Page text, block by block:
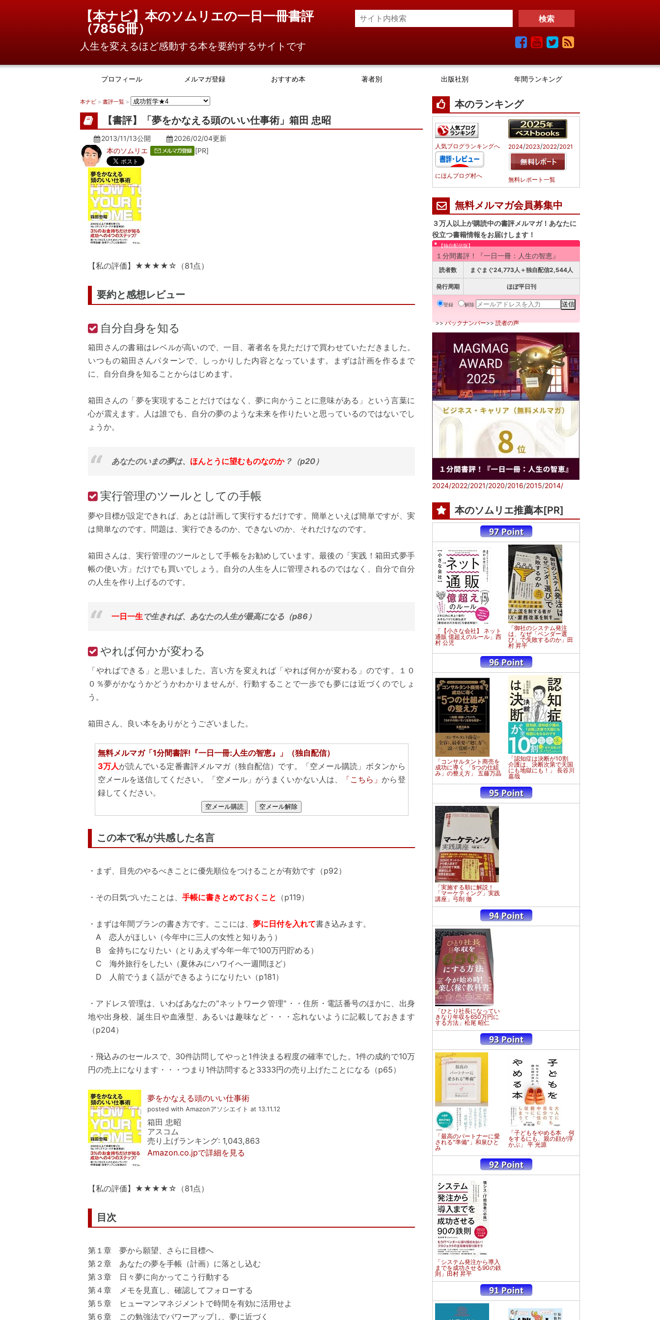
【本ナビ】本のソムリエの一日一冊書評
（7856冊）
人生を変えるほど感動する本を要約するサイトです
プロフィール メルマガ登録 おすすめ本 著者別 出版社別 年間ランキング
本ナビ > 書評一覧 >
【書評】「夢をかなえる頭のいい仕事術」箱田 忠昭
2013/11/13公開 2026/02/04更新
本のソムリエ
[PR]
【私の評価】★★★★☆（81点）
要約と感想レビュー
自分自身を知る
箱田さんの書籍はレベルが高いので、一目、著者名を見ただけで買わせていただきました。
いつもの箱田さんパターンで、しっかりした内容となっています。まずは計画を作るまで
に、自分自身を知ることからはじめます。
箱田さんの「夢を実現することだけではなく、夢に向かうことに意味がある」という言葉に
心が震えます。人は誰でも、自分の夢のような未来を作りたいと思っているのではないでし
ょうか。
あなたのいまの夢は、 ほんとうに望むものなのか？（p20）
実行管理のツールとしての手帳
夢や目標が設定できれば、あとは計画して実行するだけです。簡単といえば簡単ですが、実
は簡単なのです。問題は、実行できるのか、できないのか、それだけなのです。
箱田さんは、実行管理のツールとして手帳をお勧めしています。最後の「実践！箱田式夢手
帳の使い方」だけでも買いでしょう。自分の人生を人に管理されるのではなく、自分で自分
の人生を作り上げるのです。
一日一生 で生きれば、あなたの人生が最高になる（p86）
やれば何かが変わる
「やればできる」と思いました。言い方を変えれば「やれば何かが変わる」のです。１０
０％夢がかなうかどうかわかりませんが、行動することで一歩でも夢には近づくのでしょ
う。
箱田さん、良い本をありがとうございました。
無料メルマガ「1分間書評!『一日一冊:人生の智恵』」（独自配信）
3万人が読んでいる定番書評メルマガ（独自配信）です。「空メール購読」ボタンから
空メールを送信してください。「空メール」がうまくいかない人は、
「こちら」から登
録してください。
空メール購読 空メール解除
この本で私が共感した名言
・まず、目先のやるべきことに優先順位をつけることが有効です（p92）
・その日気づいたことは、手帳に書きとめておくこと （p119）
・まずは年間プランの書き方です。ここには、夢に日付を入れて書き込みます。
A 恋人がほしい（今年中に三人の女性と知りあう）
B 金持ちになりたい（とりあえず今年一年で100万円貯める）
C 海外旅行をしたい（夏休みにハワイへ一週間ほど）
D 人前でうまく話ができるようになりたい（p181）
・アドレス管理は、いわばあなたの"ネットワーク管理"・・住所・電話番号のほかに、出身
地や出身校、誕生日や血液型、あるいは趣味など・・・忘れないように記載しておきます
（p204）
・飛込みのセールスで、30件訪問してやっと1件決まる程度の確率でした。1件の成約で10万
円の売上になります・・・つまり1件訪問すると3333円の売り上げたことになる（p65）
夢をかなえる頭のいい仕事術
posted with Amazonアソシエイト at 13.11.12
箱田 忠昭
アスコム
売り上げランキング: 1,043,863
Amazon.co.jpで詳細を見る
【私の評価】★★★★☆（81点）
目次
第１章 夢から願望、さらに目標へ
第２章 あなたの夢を手帳（計画）に落とし込む
第３章 日々夢に向かってこう行動する
第４章 メモを見直し、確認してフォローする
第５章 ヒューマンマネジメントで時間を有効に活用せよ
第６章 この勉強法でパワーアップし、夢に近づく
本のランキング
人気ブログランキングへ
にほんブログ村へ
2024/2023/2022/2021
無料レポート一覧
無料メルマガ会員募集中
３万人以上が購読中の書評メルマガ！あなたに
役立つ書籍情報をお届けします！
【独自配信版】
１分間書評！『一日一冊：人生の智恵』
読者数 まぐまぐ24,773人＋独自配信2,544人
発行周期 ほぼ平日刊
登録 解除
>>バックナンバー>>読者の声
2024/2022/2021/2020/2016/2015/2014/
本のソムリエ推薦本[PR]
「【小さな会社】 ネット
通販 億超えのルール」西
村 公児
「御社のシステム発注
は、なぜ「ベンダー選
び」で失敗するのか」田
村 昇平
「コンサルタント商売を
成功に導く 「5つの仕組
み」の整え方」 五藤万晶
「認知症は決断が10割
介護は、決断次第で天国
にも地獄にも！」 長谷川
嘉哉
「実施する順に解説！
「マーケティング」実践
講座」弓削 徹
「ひとり社長になってい
きなり年収を650万円に
する方法」松尾 昭仁
「最高のパートナーに愛
される"準備"」和泉ひと
み
「子どもをやめる本 何
をするにも、親の顔が浮
かぶ」 平 光源
「システム発注から導入
までを成功させる90の鉄
則」田村 昇平